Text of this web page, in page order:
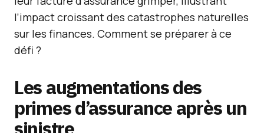
l’impact croissant des catastrophes naturelles
sur les finances. Comment se préparer à ce
défi ?
Les augmentations des
primes d’assurance après un